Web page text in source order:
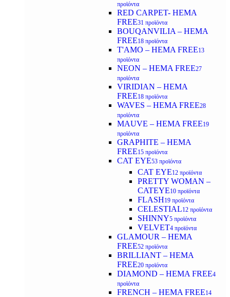
προϊόντα
RED CARPET- HEMA
FREE31 προϊόντα
BOUQANVILIA – HEMA
FREE18 προϊόντα
T'AMO – HEMA FREE13
προϊόντα
NEON – HEMA FREE27
προϊόντα
VIRIDIAN – HEMA
FREE18 προϊόντα
WAVES – HEMA FREE28
προϊόντα
MAUVE – HEMA FREE19
προϊόντα
GRAPHITE – HEMA
FREE15 προϊόντα
CAT EYE53 προϊόντα
CAT EYE12 προϊόντα
PRETTY WOMAN –
CATEYE10 προϊόντα
FLASH19 προϊόντα
CELESTIAL12 προϊόντα
SHINNY5 προϊόντα
VELVET4 προϊόντα
GLAMOUR – HEMA
FREE52 προϊόντα
BRILLIANT – HEMA
FREE20 προϊόντα
DIAMOND – HEMA FREE4
προϊόντα
FRENCH – HEMA FREE14